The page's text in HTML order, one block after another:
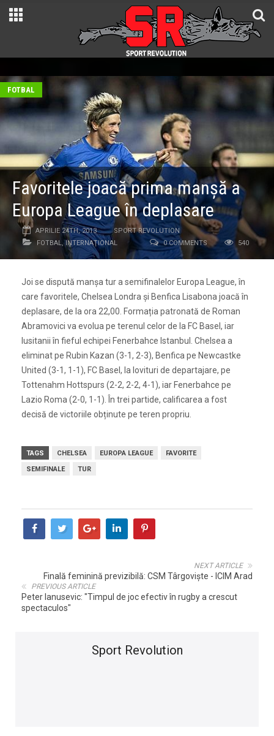
FOTBAL
Favoritele joacă prima manșă a
Europa League în deplasare
APRILIE 24TH, 2013
SPORT REVOLUTION
FOTBAL, INTERNAŢIONAL 0 COMMENTS 540
Joi se dispută manșa tur a semifinalelor Europa League, în
care favoritele, Chelsea Londra și Benfica Lisabona joacă în
deplasare, de la ora 22,00. Formația patronată de Roman
Abramovici va evolua pe terenul celor de la FC Basel, iar
lusitanii în fieful echipei Fenerbahce Istanbul. Chelsea a
eliminat pe Rubin Kazan (3-1, 2-3), Benfica pe Newcastke
United (3-1, 1-1), FC Basel, la lovituri de departajare, pe
Tottenahm Hottspurs (2-2, 2-2, 4-1), iar Fenerbahce pe
Lazio Roma (2-0, 1-1). În trei partide, calificarea a fost
decisă de victoriile obținute pe teren propriu.
TAGS CHELSEA EUROPA LEAGUE
FAVORITE
SEMIFINALE
TUR
NEXT ARTICLE
Finală feminină previzibilă: CSM Târgovişte - ICIM Arad
PREVIOUS ARTICLE
Peter Ianusevic: "Timpul de joc efectiv în rugby a crescut
spectaculos"
Sport Revolution